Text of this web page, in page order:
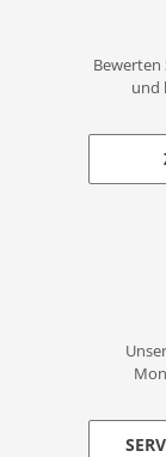
Bewerten
und